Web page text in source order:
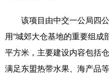
新华网导航
学习进行时 高层
国际 财经
该项目由中交一公局四公
用”城郊大仓基地的重要组
平方米，主要建设内容包括
满足东盟热带水果、海产品